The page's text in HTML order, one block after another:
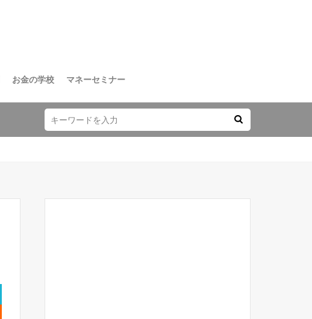
お金の学校 マネーセミナー